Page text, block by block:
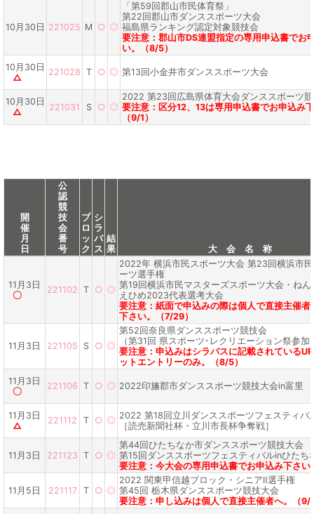
10月30日 221025 M ○ ◎
「第59回郡山市民体育祭」
第22回郡山市ダンススポーツ大会
福島県ランキング認定対象競技会
要注意：郡山市DS連盟指定の専用申込書でお
い。（8/5）
10月30日
△
221028 T ○ ◎ 第13回小金井市ダンススポーツ大会
10月30日
△
221031 S ○ ◎
2022 第23回広島県体育大会ダンススポーツ
要注意：区分12、13は専用申込書でお申込み
（9/1）
開
催
月
日
公
認
競
技
会
番
号
ブ
ロ
ッ
ク
シ
ラ
バ
ス
結
果
大 会 名 称
11月3日
〇
221102 T ○ ◎
2022年 横浜市民スポーツ大会 第23回横浜市
ーツ選手権
第19回横浜市民マスターズスポーツ大会・ねん
えひめ2023代表選考大会
要注意：紙面で申込みの際は個人で直接主催者
下さい。（7/29）
11月3日 221105 S ○ ◎
第52回奈良県ダンススポーツ競技会
（第31回 県スポーツ･レクリエーション祭参加
要注意：申込みはシラバスに記載されている
ットエントリーのみ。（8/5）
11月3日
〇
221106 T ○ ◎ 2022印旛郡市ダンススポーツ競技大会in富里
11月3日
△
221112 T ○ ◎ 2022 第18回立川ダンススポーツフェスティバ
［読売新聞社杯・立川市長杯争奪戦］
11月3日 221123 T ○ ◎
第44回ひたちなか市ダンススポーツ競技大会
第15回ダンススポーツフェスティバルinひたち
要注意：今大会の専用申込書でお申込み下さ
11月5日 221117 T ○ ◎
2022 関東甲信越ブロック・シニアⅡ選手権
第45回 栃木県ダンススポーツ競技大会
要注意：申し込みは個人で直接主催者へ。（9/